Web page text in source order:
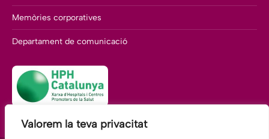
Valorem la teva privacitat
Memòries corporatives
Departament de comunicació